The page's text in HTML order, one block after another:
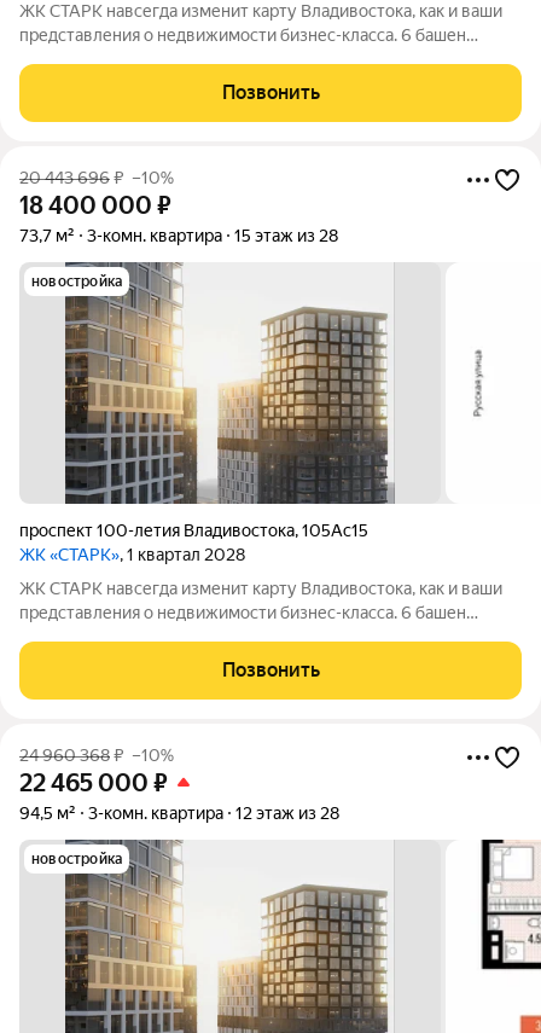
ЖК СТАРК навсегда изменит карту Владивостока, как и ваши
представления о недвижимости бизнес-класса. 6 башен
исторически значимом районе Второй речки. Вас ждёт
бескомпромиссный комфорт с индивидуально
Позвонить
20 443 696₽ –10%
18 400 000 ₽
73,7 м² 3-комн. квартира 15 этаж из 28
новостройка
проспект 100-летия Владивостока,105Ас15
ЖК «СТАРК», 1 квартал 2028
ЖК СТАРК навсегда изменит карту Владивостока, как и ваши
представления о недвижимости бизнес-класса. 6 башен
исторически значимом районе Второй речки. Вас ждёт
бескомпромиссный комфорт с индивидуально
Позвонить
24 960 368₽ –10%
22 465 000 ₽
94,5 м² 3-комн. квартира 12 этаж из 28
новостройка